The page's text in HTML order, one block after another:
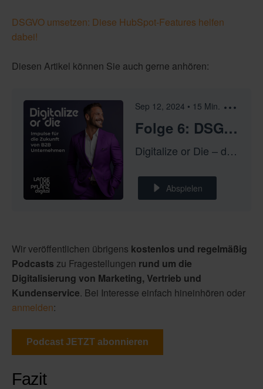
DSGVO umsetzen: Diese HubSpot-Features helfen
dabei!
Diesen Artikel können Sie auch gerne anhören:
Sep 12, 2024 • 15 Min.
Folge 6: DSGVO – So definieren sich personenbezogene Daten
Digitalize or Die – der Podcast für Marketing, Vertrieb und Kundenservice
Abspielen
Wir veröffentlichen übrigens kostenlos und regelmäßig
Podcasts zu Fragestellungen rund um die
Digitalisierung von Marketing, Vertrieb und
Kundenservice. Bei Interesse einfach hineinhören oder
anmelden:
Podcast JETZT abonnieren
Fazit